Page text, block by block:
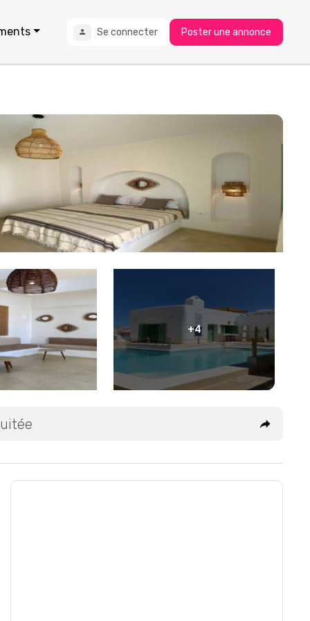
Se connecter Poster une annonce
+4